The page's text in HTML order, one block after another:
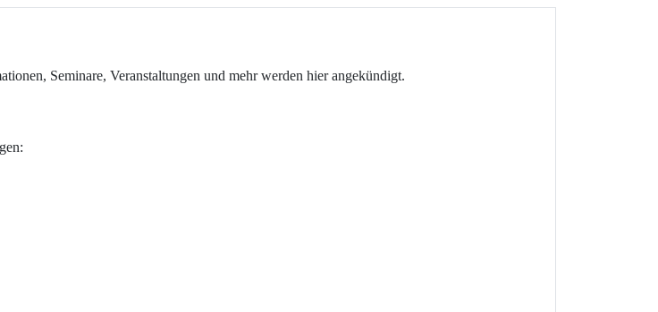
Seminare, Veranstaltungen und mehr werden hier angekündigt.